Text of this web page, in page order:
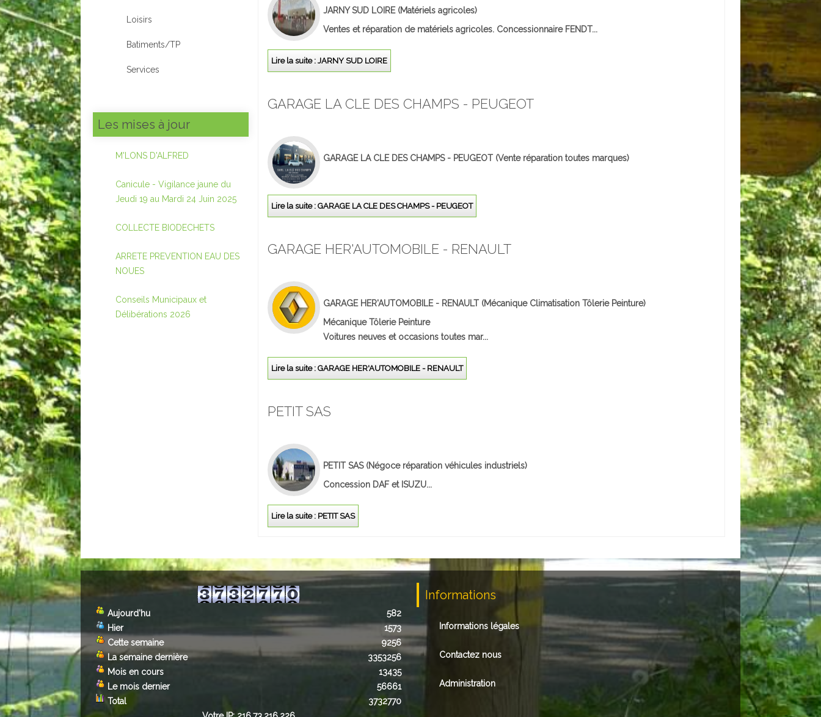
Loisirs
Batiments/TP
Services
Les mises à jour
M'LONS D'ALFRED
Canicule - Vigilance jaune du
Jeudi 19 au Mardi 24 Juin 2025
COLLECTE BIODECHETS
ARRETE PREVENTION EAU DES
NOUES
Conseils Municipaux et
Délibérations 2026
JARNY SUD LOIRE (Matériels agricoles)
Ventes et réparation de matériels agricoles. Concessionnaire FENDT...
Lire la suite : JARNY SUD LOIRE
GARAGE LA CLE DES CHAMPS - PEUGEOT
GARAGE LA CLE DES CHAMPS - PEUGEOT (Vente réparation toutes marques)
Lire la suite : GARAGE LA CLE DES CHAMPS - PEUGEOT
GARAGE HER'AUTOMOBILE - RENAULT
GARAGE HER'AUTOMOBILE - RENAULT (Mécanique Climatisation Tôlerie Peinture)
Mécanique Tôlerie Peinture
Voitures neuves et occasions toutes mar...
Lire la suite : GARAGE HER'AUTOMOBILE - RENAULT
PETIT SAS
PETIT SAS(Négoce réparation véhicules industriels)
Concession DAF et ISUZU...
Lire la suite : PETIT SAS
Aujourd'hu
Hier
Cette semaine
La semaine dernière
Mois en cours
Le mois dernier
Total
582
1573
9256
3353256
13435
56661
3732770
Informations
Informations légales
Contactez nous
Administration